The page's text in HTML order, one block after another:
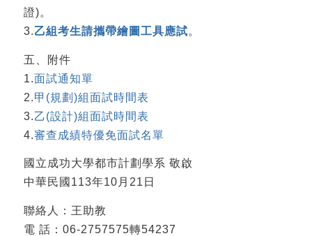
證)。
3.乙組考生請攜帶繪圖工具應試。
五、附件
1. 面試通知單
2. 甲(規劃)組面試時間表
3. 乙(設計)組面試時間表
4. 審查成績特優免面試名單
國立成功大學都市計劃學系 敬啟
中華民國113年10月21日
聯絡人：王助教
電 話：06-2757575轉54237